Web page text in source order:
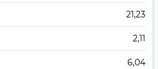
21,23
2,11
6,04